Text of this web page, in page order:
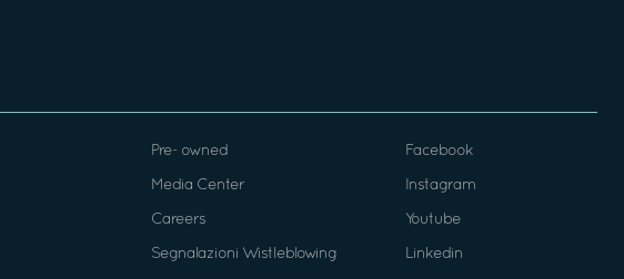
Pre- owned
Media Center
Careers
Segnalazioni Wistleblowing
Facebook
Instagram
Youtube
Linkedin